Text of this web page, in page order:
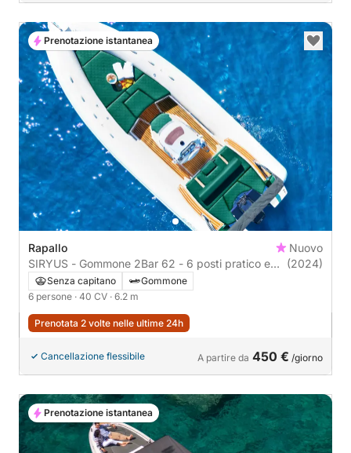
Rapallo
Nuovo
SIRYUS - Gommone 2Bar 62 - 6 posti pratico e
performante
(2024)
Senza capitano
Gommone
6 persone · 40 CV · 6.2 m
Prenotata 2 volte nelle ultime 24h
Cancellazione flessibile A partire da 450 € /giorno
Prenotazione istantanea
Prenotazione istantanea